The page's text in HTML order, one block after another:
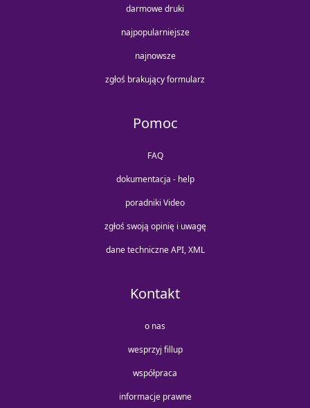
darmowe druki
najpopularniejsze
najnowsze
zgłoś brakujący formularz
Pomoc
FAQ
dokumentacja - help
poradniki Video
zgłoś swoją opinię i uwagę
dane techniczne API, XML
Kontakt
o nas
wesprzyj fillup
współpraca
informacje prawne